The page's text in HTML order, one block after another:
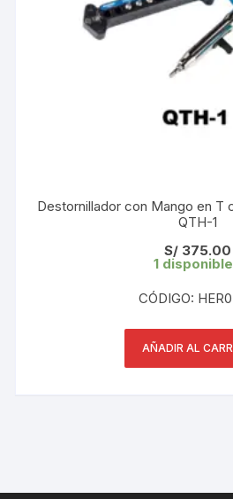
Destornillador con Mango en T
QTH-1
S/375.00
1
CÓDIGO:
AÑADIR AL